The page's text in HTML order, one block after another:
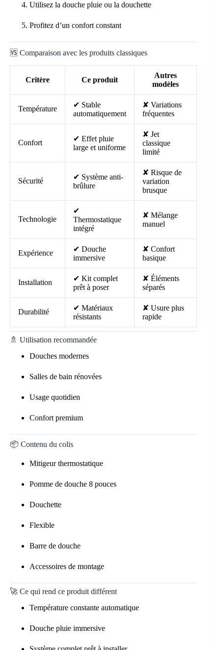
Utilisez la douche pluie ou la douchette
Profitez d’un confort constant
🆚 Comparaison avec les produits classiques
Critère Ce produit
Autres
modèles
Température
✔ Stable
automatiquement
✘ Variations
fréquentes
Confort
✔ Effet pluie
large et uniforme
✘ Jet
classique
limité
Sécurité
✔ Système anti-
brûlure
✘ Risque de
variation
brusque
Technologie
✔
Thermostatique
intégré
✘ Mélange
manuel
Expérience
✔ Douche
immersive
✘ Confort
basique
Installation
✔ Kit complet
prêt à poser
✘ Éléments
séparés
Durabilité
✔ Matériaux
résistants
✘ Usure plus
rapide
🚿 Utilisation recommandée
Douches modernes
Salles de bain rénovées
Usage quotidien
Confort premium
📦 Contenu du colis
Mitigeur thermostatique
Pomme de douche 8 pouces
Douchette
Flexible
Barre de douche
Accessoires de montage
🚀 Ce qui rend ce produit différent
Température constante automatique
Douche pluie immersive